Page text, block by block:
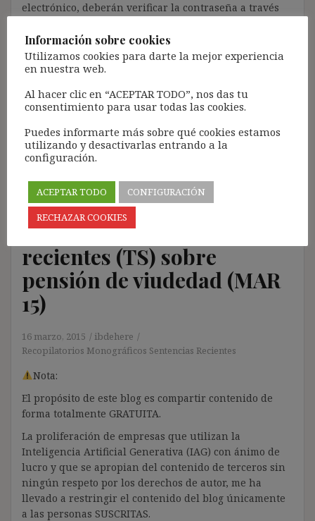
electrónico, deberán verificar la contraseña a través
registrado (según los casos, es posible que tengan que
revisar la bandeja de «Spam»).
Más de 11.500 personas ya se han suscrito.
Lamento los inconvenientes que este trámite pueda
causar.
[Con el registro aceptas la política de privacidad del
blog: https://ignasibeltran.com/politica-de-privacidad/]
Relación sentencias
recientes (TS) sobre
pensión de viudedad (MAR
15)
16 marzo, 2015
ibdehere
Recopilatorios Monográficos Sentencias Recientes
Nota:
El propósito de este blog es compartir contenido de
forma totalmente GRATUITA.
La proliferación de empresas que utilizan la
Inteligencia Artificial Generativa (IAG) con ánimo de
lucro y que se apropian del contenido de terceros sin
ningún respeto por los derechos de autor, me ha
llevado a restringir el contenido del blog únicamente
a las personas SUSCRITAS.
Información sobre cookies
Utilizamos cookies para darte la mejor experiencia
en nuestra web.
Al hacer clic en “ACEPTAR TODO”, nos das tu
consentimiento para usar todas las cookies.
Puedes informarte más sobre qué cookies estamos
utilizando y desactivarlas entrando a la
configuración.
ACEPTAR TODO
CONFIGURACIÓN
RECHAZAR COOKIES